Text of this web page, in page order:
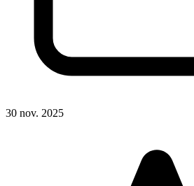
30 nov. 2025